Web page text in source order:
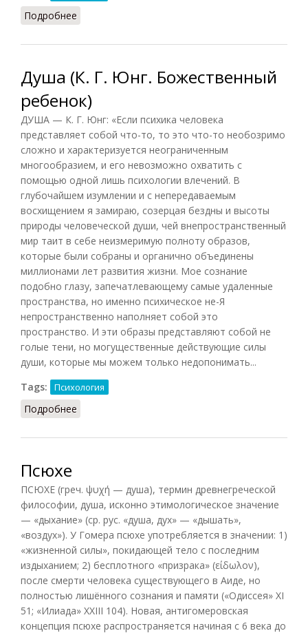
Подробнее
Душа (К. Г. Юнг. Божественный
ребенок)
ДУША — К. Г. Юнг: «Если психика человека
представляет собой что-то, то это что-то необозримо
сложно и характеризуется неограниченным
многообразием, и его невозможно охватить с
помощью одной лишь психологии влечений. В
глубочайшем изумлении и с непередаваемым
восхищением я замираю, созерцая бездны и высоты
природы человеческой души, чей внепространственный
мир таит в себе неизмеримую полноту образов,
которые были собраны и органично объединены
миллионами лет развития жизни. Мое сознание
подобно глазу, запечатлевающему самые удаленные
пространства, но именно психическое не-Я
непространственно наполняет собой это
пространство. И эти образы представляют собой не
голые тени, но могущественные действующие силы
души, которые мы можем только недопонимать...
Tags:
Психология
Подробнее
Псюхе
ПСЮХЕ (греч. ψυχή — душа), термин древнегреческой
философии, душа, исконно этимологическое значение
— «дыхание» (ср. рус. «душа, дух» — «дышать»,
«воздух»). У Гомера псюхе употребляется в значении: 1)
«жизненной силы», покидающей тело с последним
издыханием; 2) бесплотного «призрака» (είδωλον),
после смерти человека существующего в Аиде, но
полностью лишённого сознания и памяти («Одиссея» XI
51; «Илиада» XXIII 104). Новая, антигомеровская
концепция псюхе распространяется начиная с 6 века до